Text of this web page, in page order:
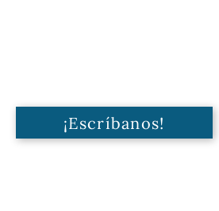
¡Escríbanos!